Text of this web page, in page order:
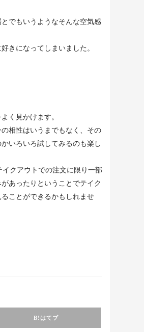
でもいうようなそんな空気感
きになってしまいました。
く見かけます。
相性はいうまでもなく、その
いろいろ試してみるのも楽し
クアウトでの注文に限り一部
あったりということでテイク
ことができるかもしれませ
B! はてブ